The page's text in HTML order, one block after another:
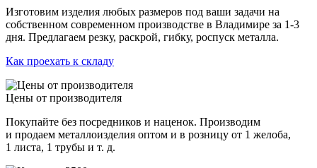
Изготовим изделия любых размеров под ваши задачи на
собственном современном производстве в Владимире за 1-3
дня. Предлагаем резку, раскрой, гибку, роспуск металла.
Как проехать к складу
Цены от производителя
Покупайте без посредников и наценок. Производим
и продаем металлоизделия оптом и в розницу от 1 желоба,
1 листа, 1 трубы и т. д.